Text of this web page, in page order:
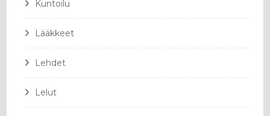
Kuntoilu
Lääkkeet
Lehdet
Lelut